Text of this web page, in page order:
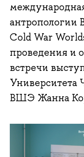
антропологии
Cold War
проведения и
встречи
Университета
ВШЭ Жанна